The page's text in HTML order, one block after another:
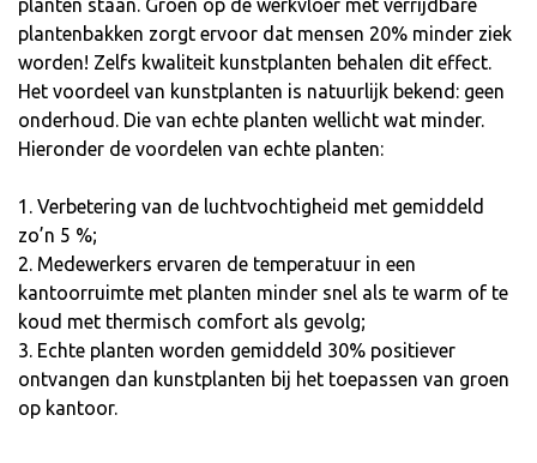
planten staan. Groen op de werkvloer met verrijdbare
plantenbakken zorgt ervoor dat mensen 20% minder ziek
worden! Zelfs kwaliteit kunstplanten behalen dit effect.
Het voordeel van kunstplanten is natuurlijk bekend: geen
onderhoud. Die van echte planten wellicht wat minder.
Hieronder de voordelen van echte planten:
1. Verbetering van de luchtvochtigheid met gemiddeld
zo’n 5 %;
2. Medewerkers ervaren de temperatuur in een
kantoorruimte met planten minder snel als te warm of te
koud met thermisch comfort als gevolg;
3. Echte planten worden gemiddeld 30% positiever
ontvangen dan kunstplanten bij het toepassen van groen
op kantoor.